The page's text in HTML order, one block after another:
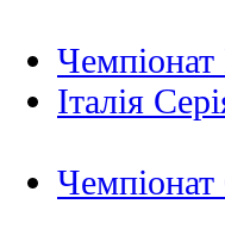
Чемпіонат
Італія
Чемпіонат